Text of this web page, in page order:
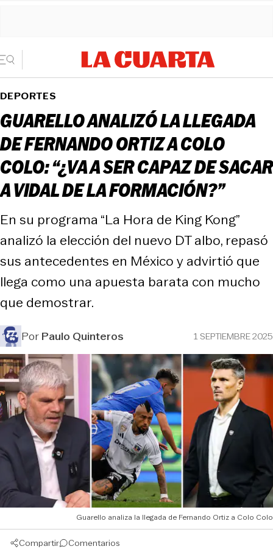
DEPORTES
GUARELLO ANALIZÓ LA LLEGADA
DE FERNANDO ORTIZ A COLO
COLO: “¿VA A SER CAPAZ DE SACAR
A VIDAL DE LA FORMACIÓN?”
En su programa “La Hora de King Kong”
analizó la elección del nuevo DT albo, repasó
sus antecedentes en México y advirtió que
llega como una apuesta barata con mucho
que demostrar.
PorPaulo Quinteros 1 SEPTIEMBRE 2025
Guarello analiza la llegada de Fernando Ortiz a Colo Colo
Compartir Comentarios